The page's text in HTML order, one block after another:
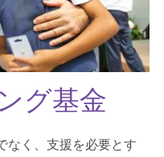
グ基金
なく、支援を必要とす